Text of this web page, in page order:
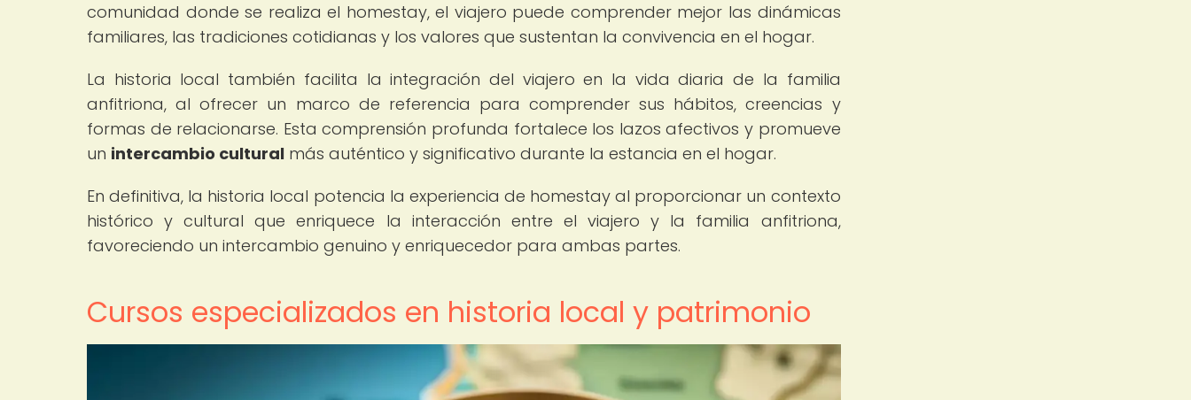
comunidad donde se realiza el homestay, el viajero puede comprender mejor las dinámicas
familiares, las tradiciones cotidianas y los valores que sustentan la convivencia en el hogar.
La historia local también facilita la integración del viajero en la vida diaria de la familia
anfitriona, al ofrecer un marco de referencia para comprender sus hábitos, creencias y
formas de relacionarse. Esta comprensión profunda fortalece los lazos afectivos y promueve
un intercambio cultural más auténtico y significativo durante la estancia en el hogar.
En definitiva, la historia local potencia la experiencia de homestay al proporcionar un contexto
histórico y cultural que enriquece la interacción entre el viajero y la familia anfitriona,
favoreciendo un intercambio genuino y enriquecedor para ambas partes.
Cursos especializados en historia local y patrimonio